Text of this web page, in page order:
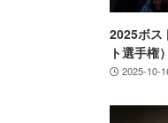
2025ボス
ト選手権
2025-10-